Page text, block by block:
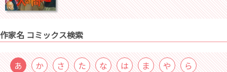
作家名 コミックス検索
あ か さ た な は ま や
ら